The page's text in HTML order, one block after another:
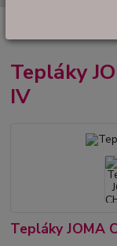
JOMA CHAMPIONSHIP
Tepláky
IV
Tepláky JOMA